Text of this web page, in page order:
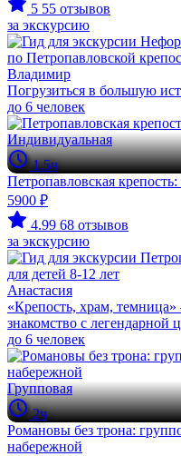
5 55 отзывов
за экскурсию
Владимир
Погрузиться в большую
до 6 человек
Индивидуальная
1.5ч
Петропавловская
5900 ₽
4.99 68 отзывов
за экскурсию
Анастасия
«Крепость, храм,
знакомство с легендарной
до 6 человек
Групповая
2ч
Романовы без трона:
набережной